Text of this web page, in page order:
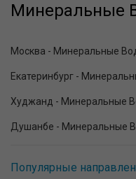
Минеральные
Москва - Минеральные
Екатеринбург -
Худжанд - Минеральные
Душанбе - Минеральные
Популярные